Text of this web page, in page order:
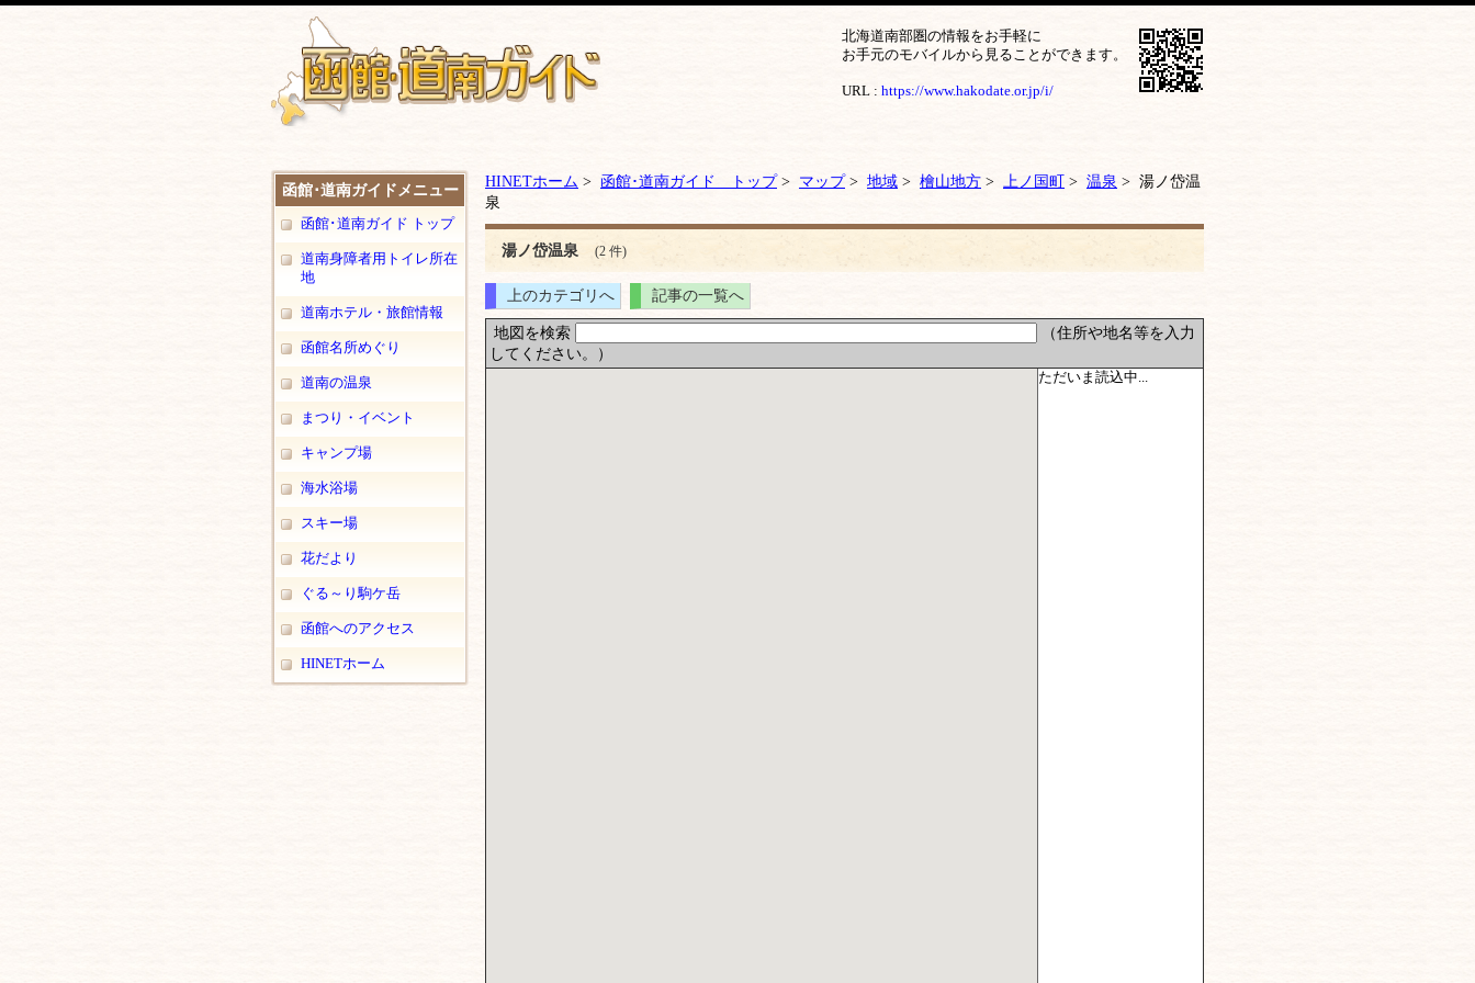
北海道南部圏の情報をお手軽に
お手元のモバイルから見ることができます。
URL : https://www.hakodate.or.jp/i/
函館･道南ガイドメニュー
函館･道南ガイド トップ
道南身障者用トイレ所在
地
道南ホテル・旅館情報
函館名所めぐり
道南の温泉
まつり・イベント
キャンプ場
海水浴場
スキー場
花だより
ぐる～り駒ケ岳
函館へのアクセス
HINETホーム
HINETホーム > 函館･道南ガイド トップ> マップ> 地域 > 檜山地方 > 上ノ国町 > 温泉 > 湯ノ岱温
泉
湯ノ岱温泉 (2 件)
上のカテゴリへ 記事の一覧へ
地図を検索
（住所や地名等を入力
してください。）
ただいま読込中...